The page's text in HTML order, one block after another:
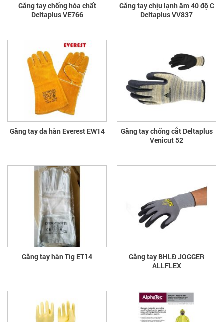
Găng tay chống hóa chất
Deltaplus VE766
Găng tay chịu lạnh âm 40 độ C
Deltaplus VV837
Găng tay da hàn Everest EW14
Găng tay chống cắt Deltaplus
Venicut 52
Găng tay hàn Tig ET14
Găng tay BHLĐ JOGGER
ALLFLEX